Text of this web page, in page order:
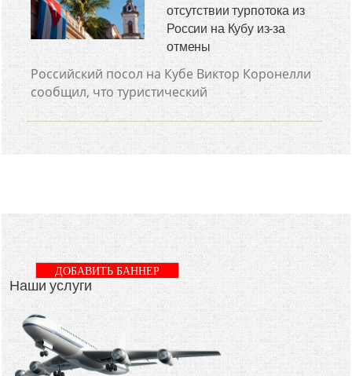
отсутствии турпотока из
России на Кубу из-за
отмены
Российский посол на Кубе Виктор Коронелли
сообщил, что туристический
Наши услуги
ДОБАВИТЬ БАННЕР